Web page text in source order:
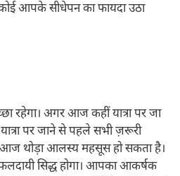
आपके सीधेपन का फायदा उठा
अगर आज कहीं यात्रा पर जा
यात्रा पर जाने से पहले सभी ज़रूरी
थोड़ा आलस्य महसूस हो सकता है।
सिद्ध होगा। आपका आकर्षक